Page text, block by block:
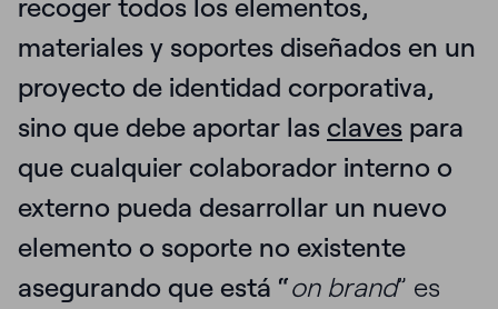
recoger todos los elementos,
materiales y soportes diseñados en un
proyecto de identidad corporativa,
sino que debe aportar las claves para
que cualquier colaborador interno o
externo pueda desarrollar un nuevo
elemento o soporte no existente
asegurando que está “on brand” es